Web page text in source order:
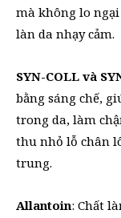
mà không lo
làn da nhạy cảm.
SYN-COLL và
bằng sáng chế,
trong da, làm
thu nhỏ lỗ chân
trung.
Allantoin: Chất